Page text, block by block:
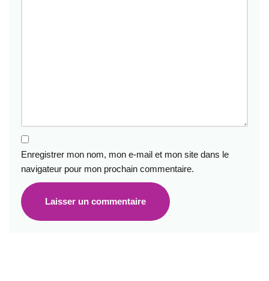
Enregistrer mon nom, mon e-mail et mon site dans le
navigateur pour mon prochain commentaire.